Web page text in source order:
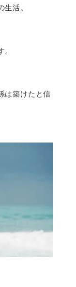
活。
は築けたと信